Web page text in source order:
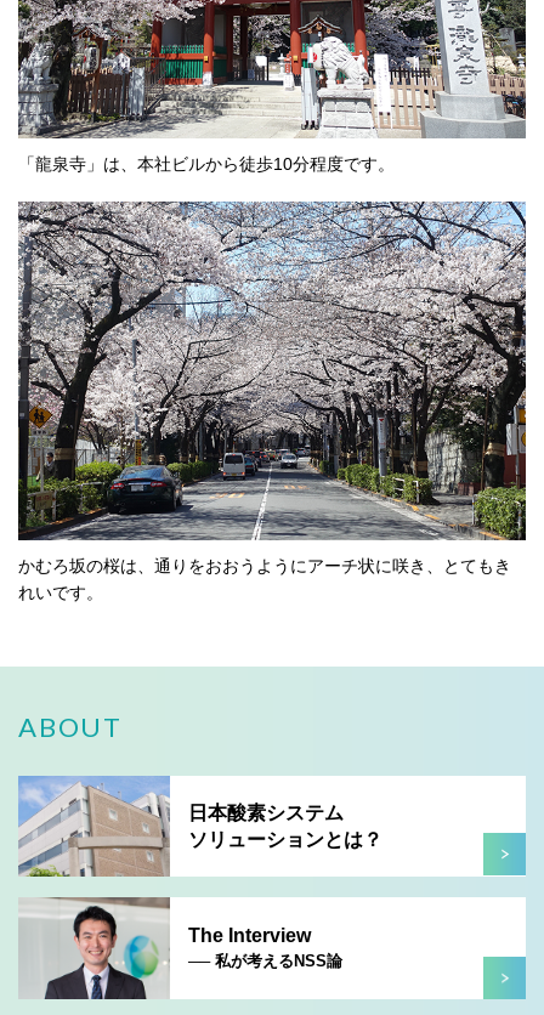
「龍泉寺」は、本社ビルから徒歩10分程度です。
かむろ坂の桜は、通りをおおうようにアーチ状に咲き、とてもき
れいです。
ABOUT
日本酸素システム
ソリューションとは？
The Interview
── 私が考えるNSS論